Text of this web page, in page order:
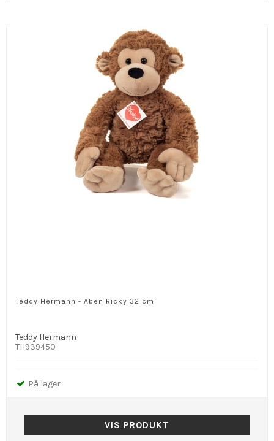
Teddy Hermann - Aben Ricky 32 cm
Teddy Hermann
TH939450
På lager
VIS PRODUKT